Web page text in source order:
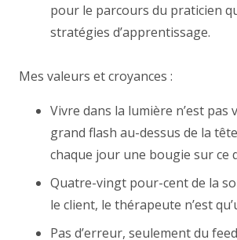
pour le parcours du praticien
stratégies d’apprentissage.
Mes valeurs et croyances :
Vivre dans la lumière n’est pas
grand flash au-dessus de la
chaque jour une bougie sur ce
Quatre-vingt pour-cent de la
le client, le thérapeute n’est
Pas d’erreur, seulement du